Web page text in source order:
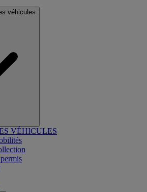
véhicules
VÉHICULES